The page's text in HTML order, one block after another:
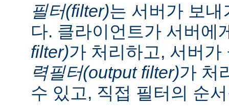
필터(filter)는 서버가 보
다. 클라이언트가 서버에
filter)가 처리하고, 서버
력필터(output filter)가 처
수 있고, 직접 필터의 순